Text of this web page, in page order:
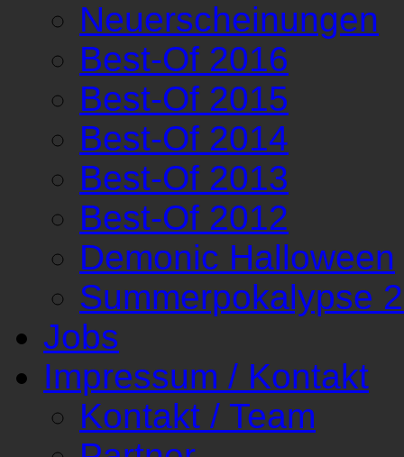
Neuerscheinungen
Best-Of 2016
Best-Of 2015
Best-Of 2014
Best-Of 2013
Best-Of 2012
Demonic Halloween
Summerpokalypse
Jobs
Impressum / Kontakt
Kontakt / Team